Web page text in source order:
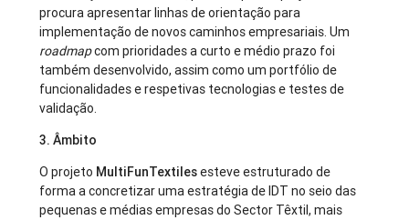
procura apresentar linhas de orientação para
implementação de novos caminhos empresariais. Um
roadmapcom prioridades a curto e médio prazo foi
também desenvolvido, assim como um portfólio de
funcionalidades e respetivas tecnologias e testes de
validação.
3. Âmbito
O projeto MultiFunTextilesesteve estruturado de
forma a concretizar uma estratégia de IDT no seio das
pequenas e médias empresas do Sector Têxtil, mais